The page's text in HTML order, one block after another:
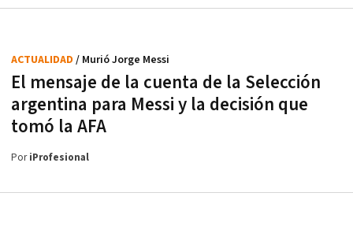
El mensaje de la cuenta de la Selección
argentina para Messi y la decisión que
tomó la AFA
ACTUALIDAD / Murió Jorge Messi
PoriProfesional